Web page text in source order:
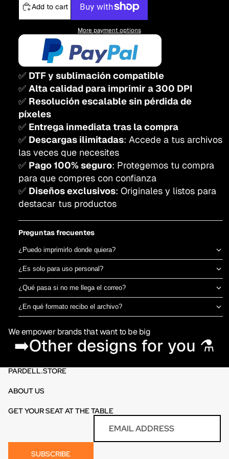
Add to cart
More payment options
✅ DTF y sublimación compatible
✅ Alta calidad para imprimir a 300 DPI
✅ Resolución escalable sin pérdida de
píxeles
✅ Entrega inmediata tras la compra
✅ Descargas ilimitadas: Accede a tus archivos
las veces que necesites
✅ Pago 100% seguro: Protegemos tu compra
para que compres con confianza
✅ Diseños exclusivos: Originales y listos para
destacar tus productos
Preguntas frecuentes
¿Puedo imprimirlo donde quiera?
Sí, el archivo es tuyo para imprimir en el taller de DTF o sublimación
que prefieras. No estamos ligados a una imprenta específica.
¿Es solo para uso personal?
Puedes usarlo para camisetas propias o para vender productos
físicos ya impresos. No está permitido revender o redistribuir el
archivo digital en sí.
¿Qué pasa si no me llega el correo?
Revisa spam o promociones primero. Si aún así no aparece en 30
minutos, escríbenos por el chat de la tienda y te lo reenviamos al
¿En qué formato recibo el archivo?
directamente en DTF o sublimación.
We empower brands that want to be big
➡️Other designs for you ⚗️
PARDELL.STORE
ABOUT US
GET YOUR SEAT AT THE TABLE
SUBSCRIBE
Refund policy
Terms of service